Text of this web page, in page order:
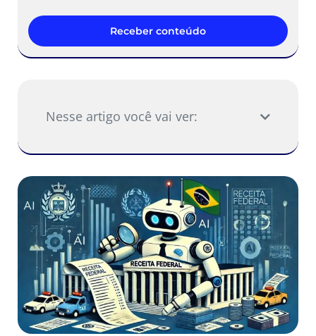
Receber conteúdo
Nesse artigo você vai ver: